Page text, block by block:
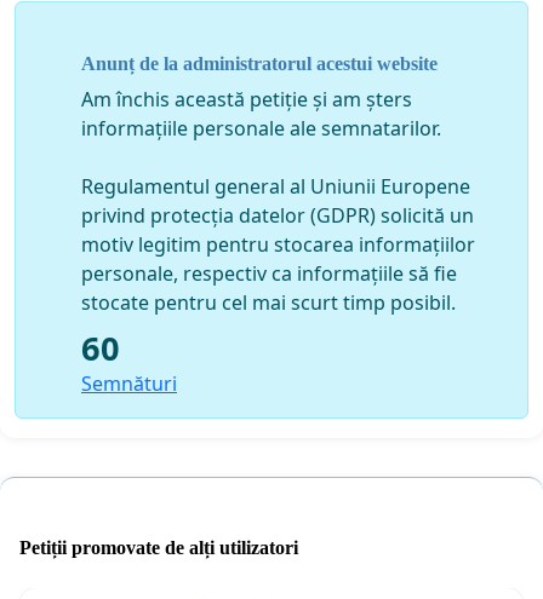
Anunț de la administratorul acestui website
Am închis această petiție și am șters
informațiile personale ale semnatarilor.
Regulamentul general al Uniunii Europene
privind protecția datelor (GDPR) solicită un
motiv legitim pentru stocarea informațiilor
personale, respectiv ca informațiile să fie
stocate pentru cel mai scurt timp posibil.
60
Semnături
Petiții promovate de alți utilizatori